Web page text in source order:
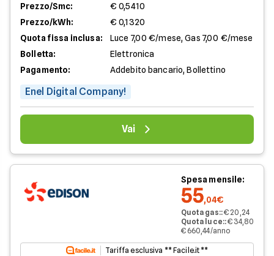
Prezzo/Smc:
€ 0,5410
Prezzo/kWh:
€ 0,1320
Quota fissa inclusa:
Luce 7,00 €/mese, Gas 7,00 €/mese
Bolletta:
Elettronica
Pagamento:
Addebito bancario, Bollettino
Enel Digital Company!
Vai
Spesa mensile:
55,04€
Quota gas::€ 20,24
Quota luce::€ 34,80
€ 660,44/anno
Tariffa esclusiva ** Facile.it **